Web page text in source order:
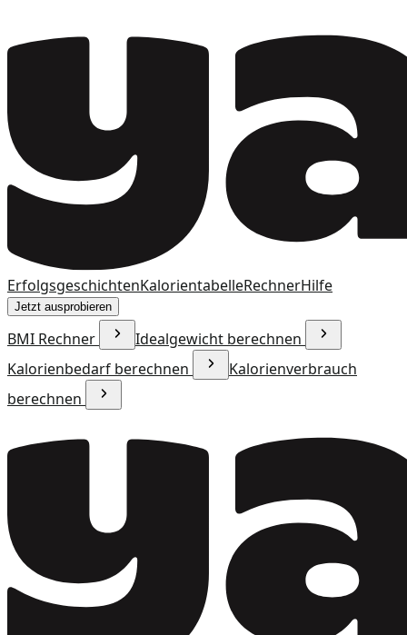
ErfolgsgeschichtenKalorientabelleRechnerHilfe
Jetzt ausprobieren
BMI Rechner
Idealgewicht berechnen
Kalorienbedarf berechnen
Kalorienverbrauch
berechnen